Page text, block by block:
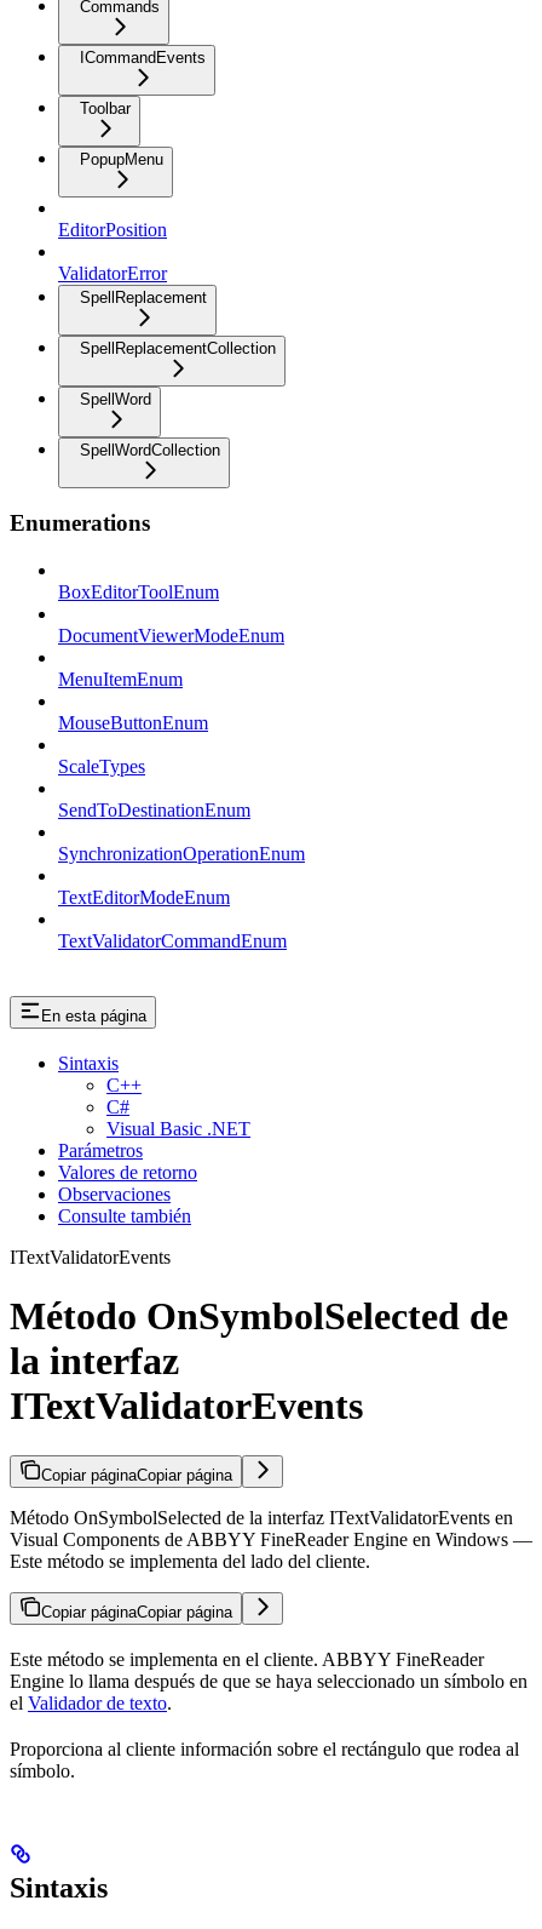
Commands
ICommandEvents
Toolbar
PopupMenu
EditorPosition
ValidatorError
SpellReplacement
SpellReplacementCollection
SpellWord
SpellWordCollection
Enumerations
BoxEditorToolEnum
DocumentViewerModeEnum
MenuItemEnum
MouseButtonEnum
ScaleTypes
SendToDestinationEnum
SynchronizationOperationEnum
TextEditorModeEnum
TextValidatorCommandEnum
En esta página
Sintaxis
C++
C#
Visual Basic .NET
Parámetros
Valores de retorno
Observaciones
Consulte también
ITextValidatorEvents
Método OnSymbolSelected de
la interfaz
ITextValidatorEvents
Copiar páginaCopiar página
Método OnSymbolSelected de la interfaz ITextValidatorEvents en
Visual Components de ABBYY FineReader Engine en Windows —
Este método se implementa del lado del cliente.
Copiar páginaCopiar página
Este método se implementa en el cliente. ABBYY FineReader
Engine lo llama después de que se haya seleccionado un símbolo en
el Validador de texto.
Proporciona al cliente información sobre el rectángulo que rodea al
símbolo.
Sintaxis